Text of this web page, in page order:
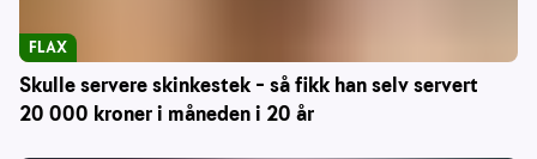
Skulle servere skinkestek – så fikk han selv servert
20 000 kroner i måneden i 20 år
FLAX